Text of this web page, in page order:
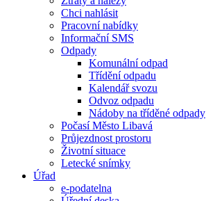
Chci nahlásit
Pracovní nabídky
Informační SMS
Odpady
Komunální odpad
Třídění odpadu
Kalendář svozu
Odvoz odpadu
Nádoby na tříděné odpady
Počasí Město Libavá
Průjezdnost prostoru
Životní situace
Letecké snímky
Úřad
e-podatelna